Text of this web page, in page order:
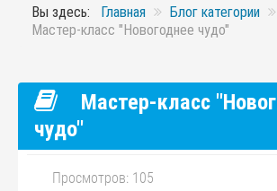
Вы здесь:
Главная
Блог категории
Мастер-класс "Новогоднее чудо"
Мастер-класс
чудо"
Просмотров: 105